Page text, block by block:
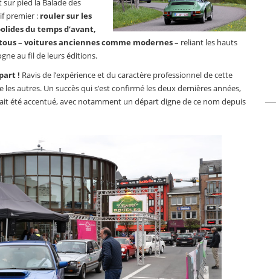
pied la Balade des
premier : rouler sur les
du temps d’avant,
– voitures anciennes comme modernes – reliant les hauts
au fil de leurs éditions.
! Ravis de l’expérience et du caractère professionnel de cette
autres. Un succès qui s’est confirmé les deux dernières années,
été accentué, avec notamment un départ digne de ce nom depuis